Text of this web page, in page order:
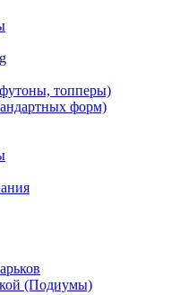
топперы)
форм)
(Подиумы)